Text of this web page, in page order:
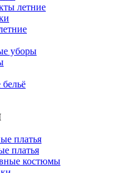
летние
уборы
платья
платья
костюмы